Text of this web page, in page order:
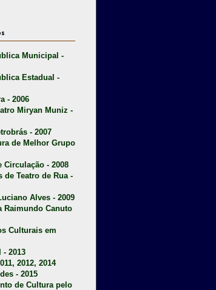
Municipal -
Estadual -
- 2006
Miryan Muniz -
- 2007
de Melhor Grupo
- 2008
Teatro de Rua -
Alves - 2009
Raimundo Canuto
Culturais em
2013
2012, 2014
- 2015
de Cultura pelo